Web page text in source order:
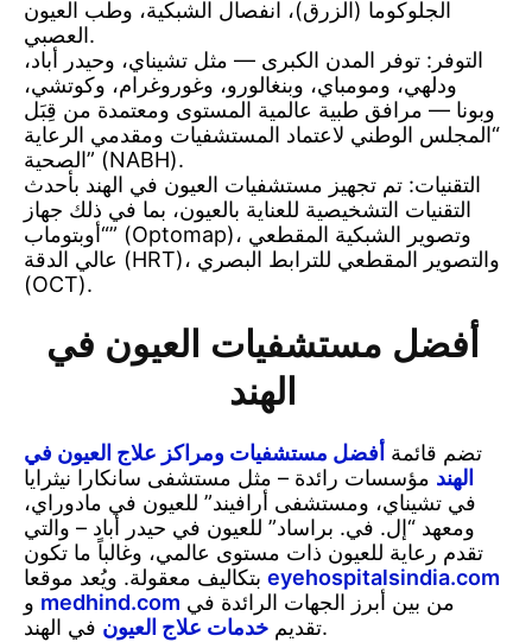
الجلوكوما (الزرق)، انفصال الشبكية، وطب العيون
العصبي.
التوفر: توفر المدن الكبرى — مثل تشيناي، وحيدر أباد،
ودلهي، ومومباي، وبنغالورو، وغوروغرام، وكوتشي،
وبونا — مرافق طبية عالمية المستوى ومعتمدة من قِبَل
“المجلس الوطني لاعتماد المستشفيات ومقدمي الرعاية
الصحية” (NABH).
التقنيات: تم تجهيز مستشفيات العيون في الهند بأحدث
التقنيات التشخيصية للعناية بالعيون، بما في ذلك جهاز
“أوبتوماب” (Optomap)، وتصوير الشبكية المقطعي
عالي الدقة (HRT)، والتصوير المقطعي للترابط البصري
(OCT).
أفضل مستشفيات العيون في
الهند
تضم قائمة أفضل مستشفيات ومراكز علاج العيون في
الهند مؤسسات رائدة – مثل مستشفى سانكارا نيثرايا
في تشيناي، ومستشفى أرافيند” للعيون في مادوراي،
ومعهد “إل. في. براساد” للعيون في حيدر أباد – والتي
تقدم رعاية للعيون ذات مستوى عالمي، وغالباً ما تكون
eyehospitalsindia.com
medhind.com
تقديم خدمات علاج العيون
في الهند.